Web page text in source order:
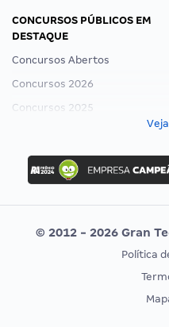
CONCURSOS PÚBLICOS EM
DESTAQUE
Concursos Abertos
Concursos 2026
Concursos 2025
Concurso Ibama
Concurso MPU
Editais publicados
CONCURSOS POR PROFISSÃO
© 2012 - 2026 Gran
Política